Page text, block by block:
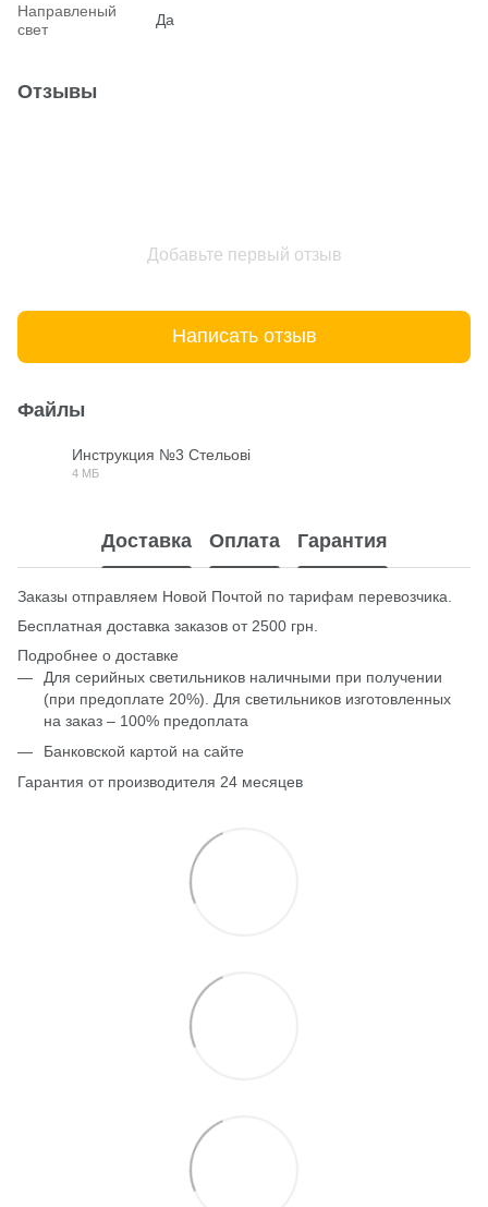
Hаправленый
свет
Да
Отзывы
Добавьте первый отзыв
Написать отзыв
Файлы
Инструкция №3 Стельові
4 МБ
Доставка Оплата Гарантия
Заказы отправляем Новой Почтой по тарифам перевозчика.
Бесплатная доставка заказов от 2500 грн.
Подробнее о доставке
Для серийных светильников наличными при получении
(при предоплате 20%). Для светильников изготовленных
на заказ – 100% предоплата
Банковской картой на сайте
Гарантия от производителя 24 месяцев